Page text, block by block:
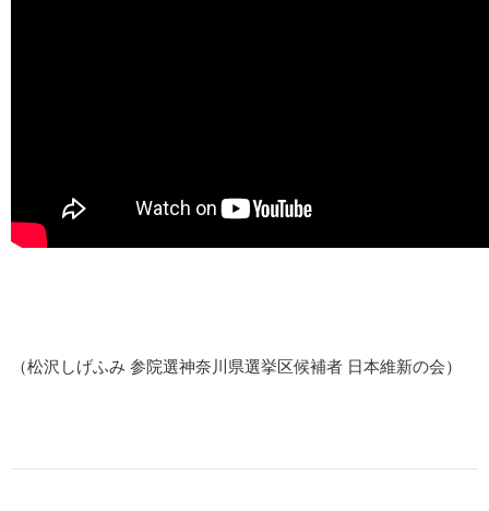
（松沢しげふみ 参院選神奈川県選挙区候補者 日本維新の会）